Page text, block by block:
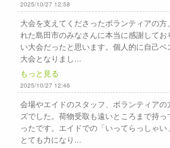
2025/10/27 12:58
大会を支えてくださったボランティアの方
れた島田市のみなさんに本当に感謝して
い大会だったと思います。個人的に自己
大会となりまし...
もっと見る
2025/10/27 12:46
会場やエイドのスタッフ、ボランティア
ズでした。荷物受取も遠いところまで持
ったです。エイドでの「いってらっしゃ
とても力になり...